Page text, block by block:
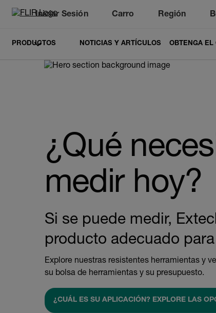
Iniciar Sesión
Unread messages
Carro
Región
PRODUCTOS NOTICIAS Y ARTÍCULOS OBTENGA EL
¿Qué
medir hoy?
Si se puede medir,
producto adecuado
Explore nuestras resistentes herramientas y
su bolsa de herramientas y su presupuesto.
¿CUÁL ES SU APLICACIÓN? EXPLORE LAS